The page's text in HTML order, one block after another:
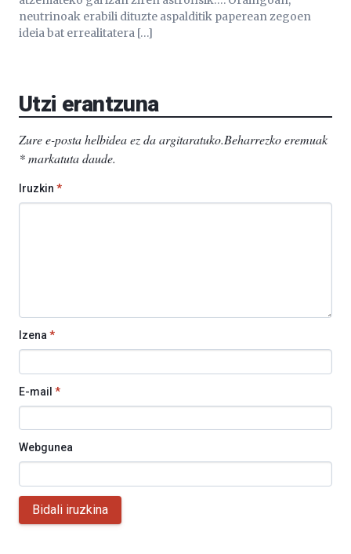
neutrinoak erabili dituzte aspalditik paperean zegoen
ideia bat errealitatera […]
Utzi erantzuna
Zure e-posta helbidea ez da argitaratuko.Beharrezko eremuak
*markatuta daude.
Iruzkin *
Izena *
E-mail *
Webgunea
Bidali iruzkina